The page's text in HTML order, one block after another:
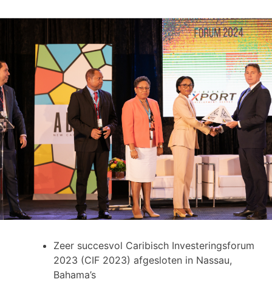
Zeer succesvol Caribisch Investeringsforum
2023 (CIF 2023) afgesloten in Nassau,
Bahama’s